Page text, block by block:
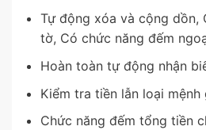
Tự động xóa và cộng dồn,
tờ, Có chức năng đếm
Hoàn toàn tự động nhận
Kiểm tra tiền lẫn loại mệnh
Chức năng đếm tổng tiền